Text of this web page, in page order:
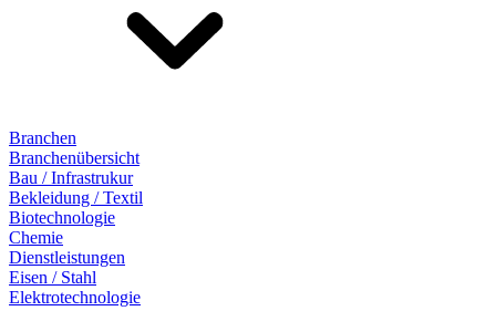
Branchen
Branchenübersicht
Bau / Infrastrukur
Bekleidung / Textil
Biotechnologie
Chemie
Dienstleistungen
Eisen / Stahl
Elektrotechnologie